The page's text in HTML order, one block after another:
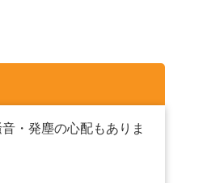
・発塵の心配もありま